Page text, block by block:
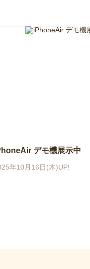
デモ機展示中
年10月16日(木)UP!